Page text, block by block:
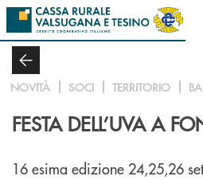
Salta al contenuto principale
NOVITÀ SOCI TERRITORIO
FESTA DELL’UVA A
16 esima edizione 24,25,26